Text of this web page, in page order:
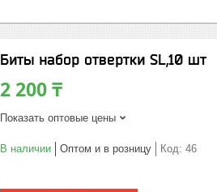
Биты набор отвертки SL,10 шт
2 200 ₸
Показать оптовые цены
В наличии Оптом и в розницу Код: 46